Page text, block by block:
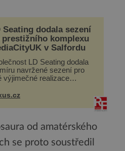
Seating dodala sezení
prestižního komplexu
v Salfordu
LD Seating dodala
navržené sezení pro
výjimečné realizace
Salfordu –
Tower. Komplex
od amatérského
se proto soustředil